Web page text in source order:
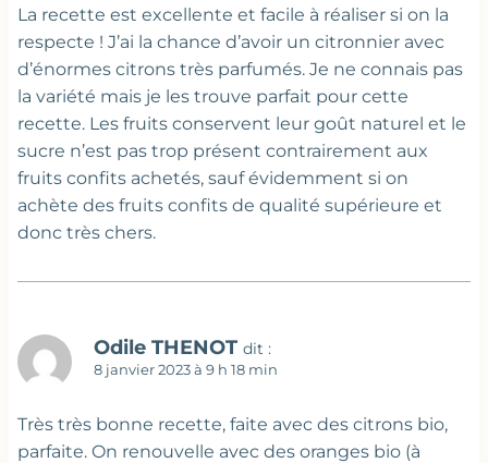
La recette est excellente et facile à réaliser si on la
respecte ! J’ai la chance d’avoir un citronnier avec
d’énormes citrons très parfumés. Je ne connais pas
la variété mais je les trouve parfait pour cette
recette. Les fruits conservent leur goût naturel et le
sucre n’est pas trop présent contrairement aux
fruits confits achetés, sauf évidemment si on
achète des fruits confits de qualité supérieure et
donc très chers.
Odile THENOT dit :
8 janvier 2023 à 9 h 18 min
Très très bonne recette, faite avec des citrons bio,
parfaite. On renouvelle avec des oranges bio (à